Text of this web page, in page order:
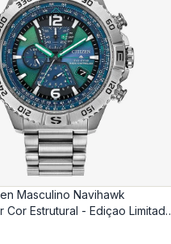
Masculino Navihawk
Cor Estrutural - Ediçao Limitada